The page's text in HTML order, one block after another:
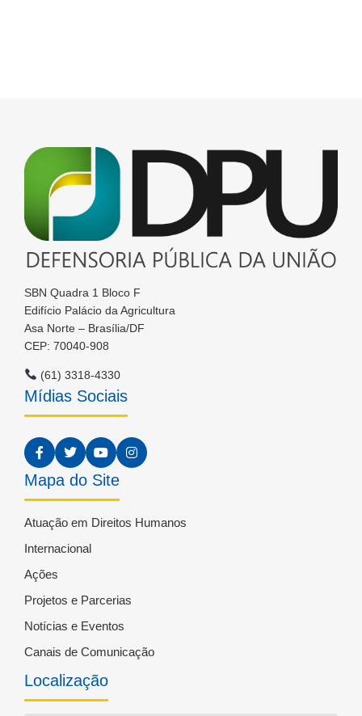
SBN Quadra 1 Bloco F
Edifício Palácio da Agricultura
Asa Norte – Brasília/DF
CEP: 70040-908
(61) 3318-4330
Mídias Sociais
Mapa do Site
Atuação em Direitos Humanos
Internacional
Ações
Projetos e Parcerias
Notícias e Eventos
Canais de Comunicação
Localização